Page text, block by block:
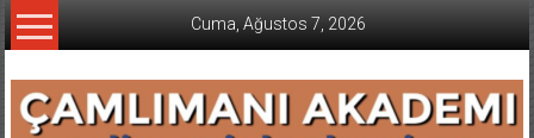
İçeriğe
geç
Cuma, Ağustos 7, 2026